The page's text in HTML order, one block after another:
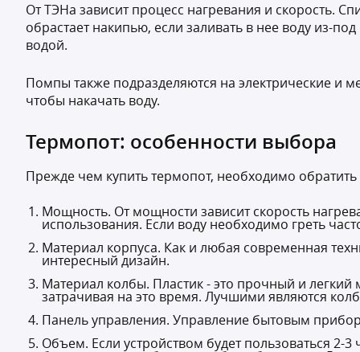
От ТЭНа зависит процесс нагревания и скорость.
обрастает накипью, если заливать в нее воду из-
водой.
Помпы также подразделяются на электрические и
чтобы накачать воду.
Термопот: особенности выбора
Прежде чем купить термопот, необходимо
Мощность. От мощности зависит скорость
использования. Если воду необходимо греть
Материал корпуса. Как и любая современная
интересный дизайн.
Материал колбы. Пластик - это прочный и
затрачивая на это время. Лучшими являются
Панель управления. Управление бытовым
Объем. Если устройством будет пользоваться 2-